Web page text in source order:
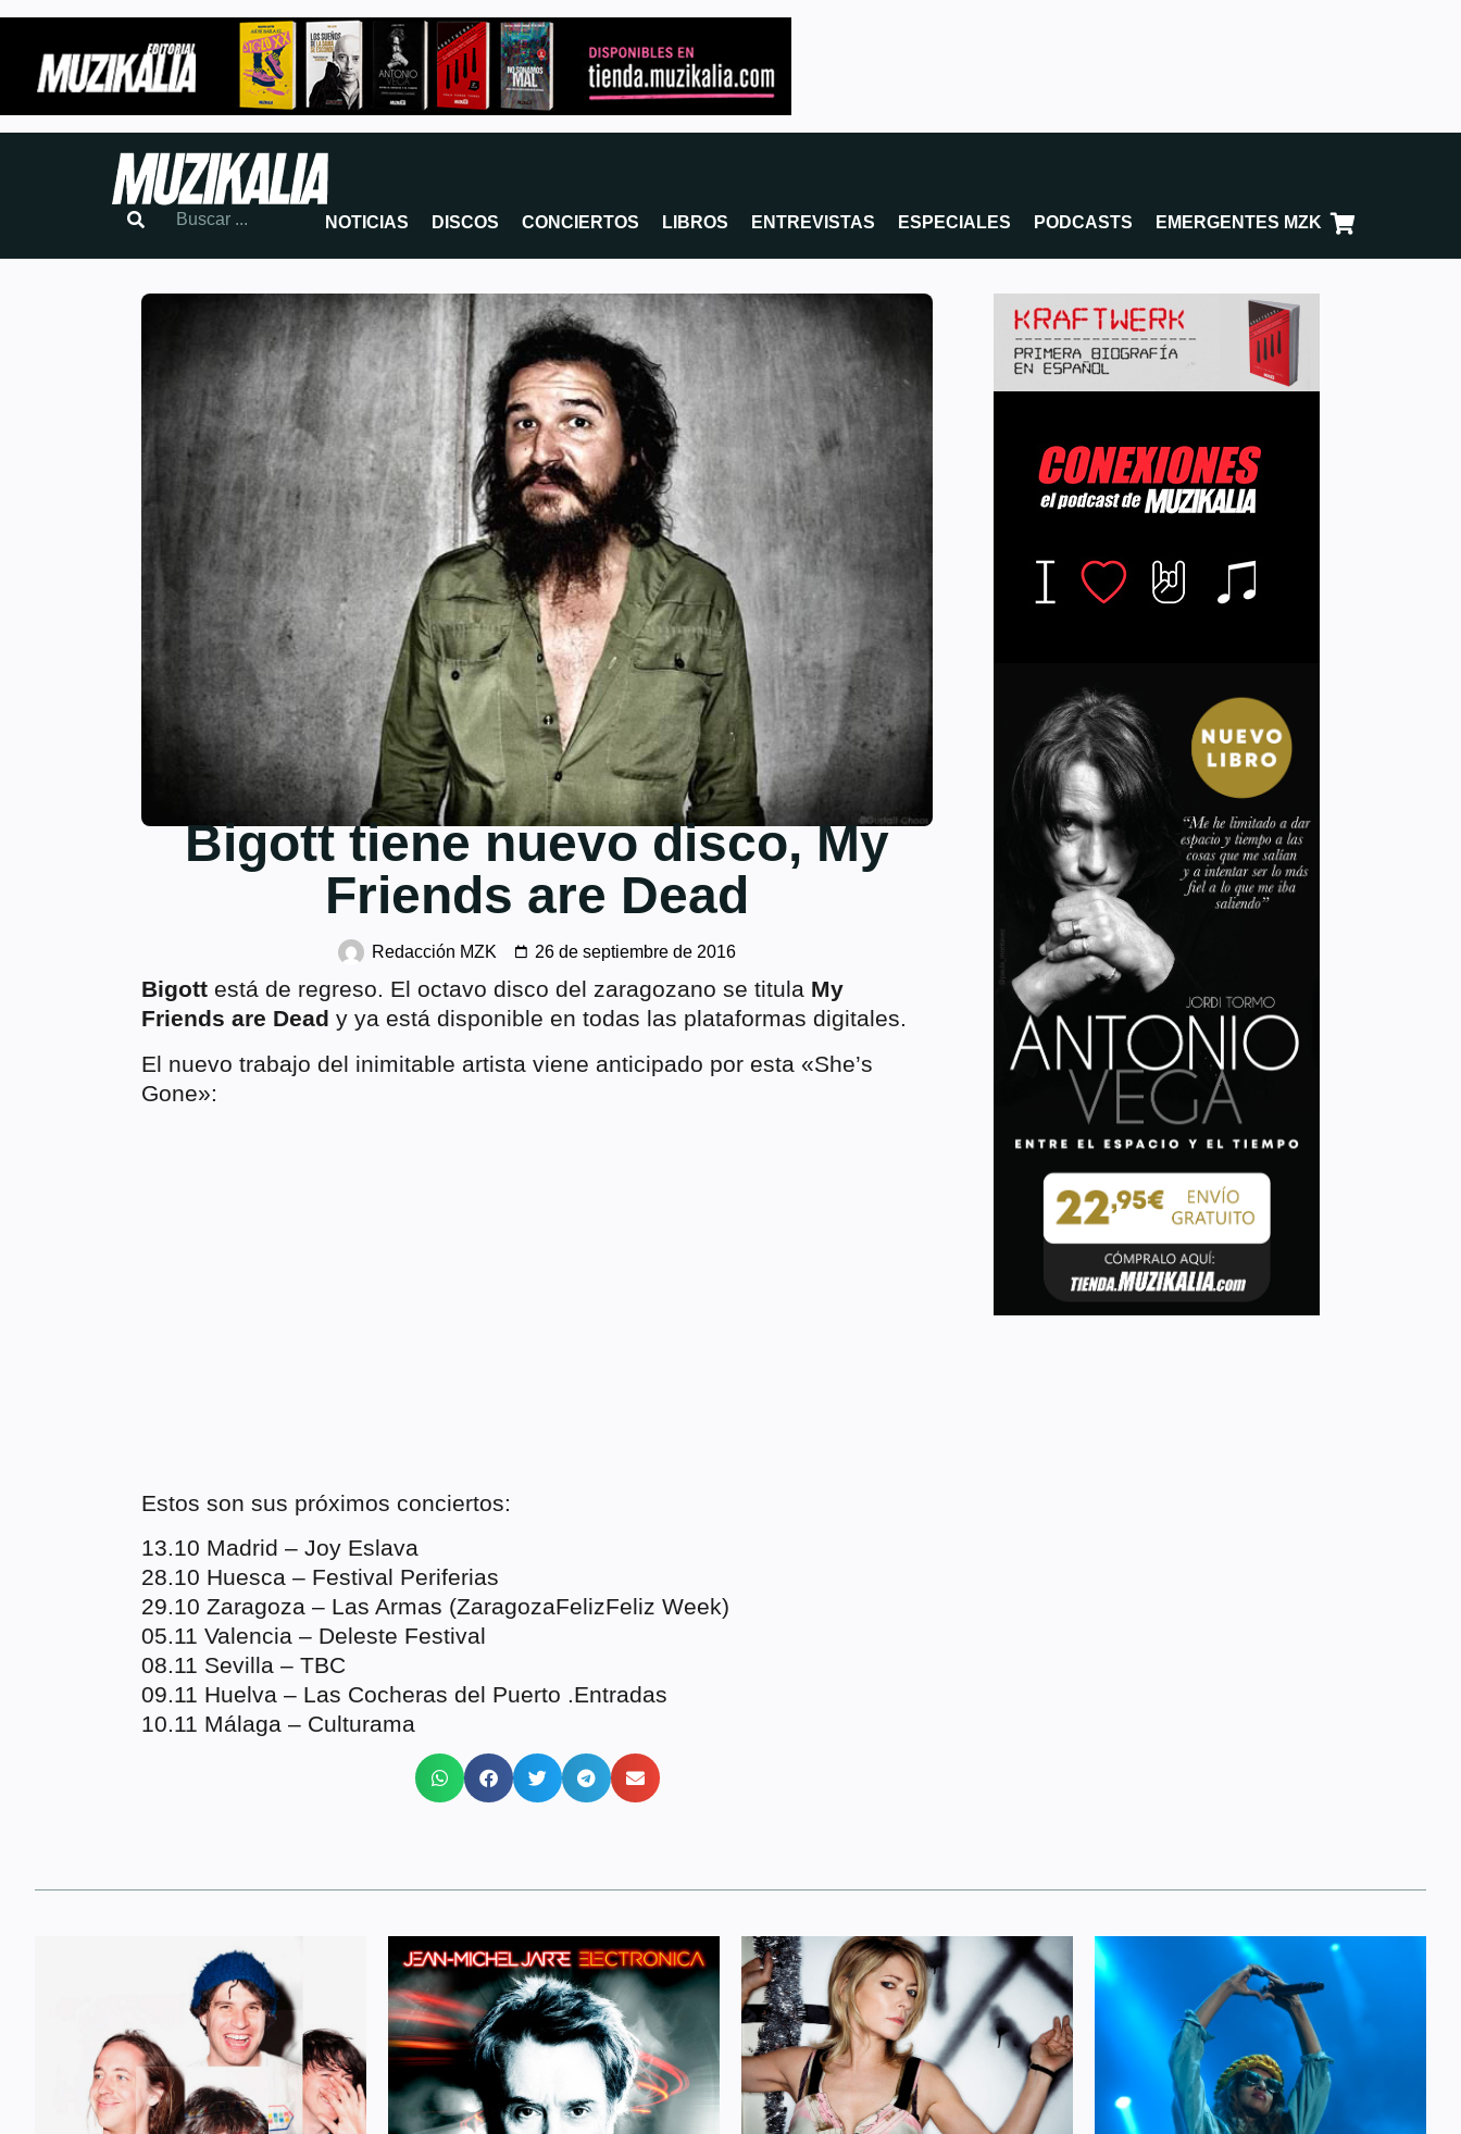
NOTICIAS DISCOS CONCIERTOS LIBROS ENTREVISTAS ESPECIALES PODCASTS EMERGENTES MZK
Bigott tiene nuevo disco, My
Friends are Dead
Redacción MZK 26 de septiembre de 2016
Bigott está de regreso. El octavo disco del zaragozano se titula My
Friends are Dead y ya está disponible en todas las plataformas digitales.
El nuevo trabajo del inimitable artista viene anticipado por esta «She’s
Gone»:
Estos son sus próximos conciertos:
13.10 Madrid – Joy Eslava
28.10 Huesca – Festival Periferias
29.10 Zaragoza – Las Armas (ZaragozaFelizFeliz Week)
05.11 Valencia – Deleste Festival
08.11 Sevilla – TBC
09.11 Huelva – Las Cocheras del Puerto .Entradas
10.11 Málaga – Culturama